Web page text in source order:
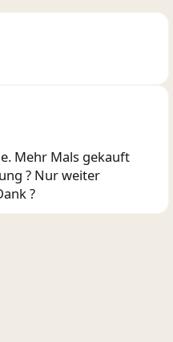
Mehr Mals gekauft
? Nur weiter
?